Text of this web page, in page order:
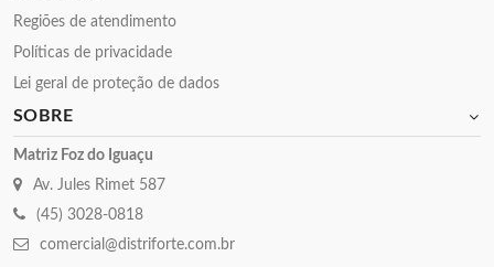
Regiões de atendimento
Políticas de privacidade
Lei geral de proteção de dados
SOBRE
Matriz Foz do Iguaçu
Av. Jules Rimet 587
(45) 3028-0818
comercial@distriforte.com.br